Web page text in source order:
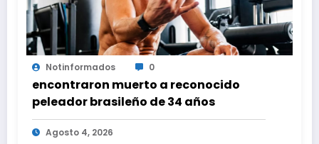
Notinformados 0
encontraron muerto a reconocido
peleador brasileño de 34 años
Agosto 4, 2026